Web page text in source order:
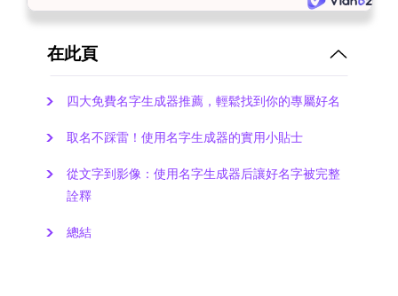
在此頁
四大免費名字生成器推薦，輕鬆找到你的專屬好名
取名不踩雷！使用名字生成器的實用小貼士
從文字到影像：使用名字生成器后讓好名字被完整
詮釋
總結